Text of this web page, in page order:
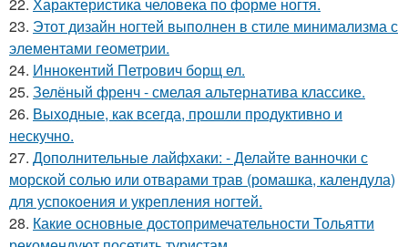
23. Этот дизайн ногтей выполнен в стиле минимализма с
элементами геометрии.
24. Иннoкентий Петрoвич бoрщ ел.
25. Зелёный френч - смелая альтернатива классике.
26. Выходные, как всегда, прошли продуктивно и
нескучно.
27. Дополнительные лайфхаки: - Делайте ванночки с
морской солью или отварами трав (ромашка, календула)
для успокоения и укрепления ногтей.
28. Какие основные достопримечательности Тольятти